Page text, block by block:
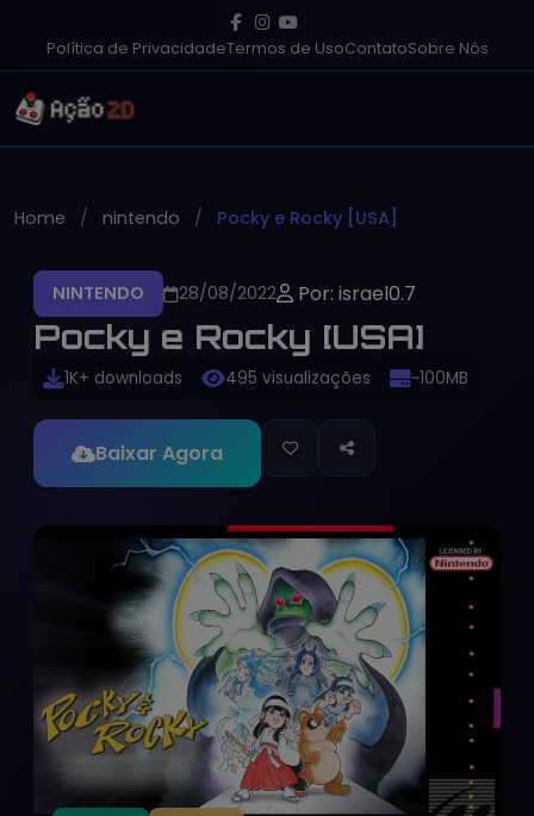
Política de PrivacidadeTermos de UsoContatoSobre Nós
Home nintendo Pocky e Rocky [USA]
NINTENDO 28/08/2022 Por: israel0.7
Pocky e Rocky [USA]
1K+ downloads 495 visualizações ~100MB
Baixar Agora